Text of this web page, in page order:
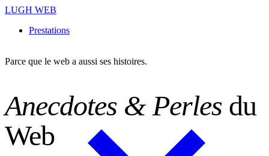
LUGH WEB
Prestations
Parce que le web a aussi ses histoires.
Anecdotes & Perles du
Web